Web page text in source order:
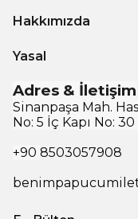
Hakkımızda
Yasal
Adres & İletişim
Sinanpaşa Mah.
No: 5 İç Kapı No:
+90 8503057908